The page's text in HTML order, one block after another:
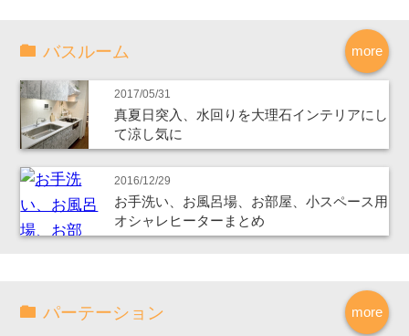
more
バスルーム
2017/05/31
真夏日突入、水回りを大理石インテリアにし
て涼し気に
2016/12/29
お手洗い、お風呂場、お部屋、小スペース用
オシャレヒーターまとめ
more
パーテーション